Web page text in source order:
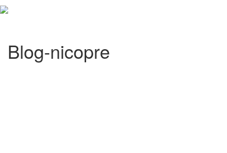
Blog-nicopre